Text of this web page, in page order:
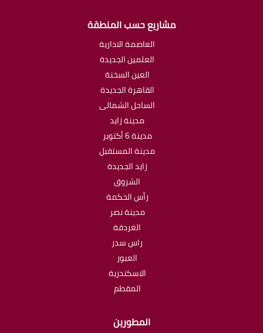
مشاريع حسب المنطقة
العاصمة الادارية
العلمين الجديدة
العين السخنة
القاهرة الجديدة
الساحل الشمالى
مدينة زايد
مدينة 6 أكتوبر
مدينة المستقبل
زايد الجديدة
الشروق
رأس الحكمة
مدينة نصر
الغردقة
راس سدر
العبور
الاسكندرية
المقطم
المطورين